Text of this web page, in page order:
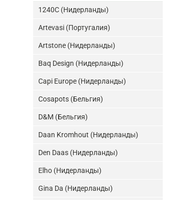
1240C (Нидерланды)
Artevasi (Португалия)
Artstone (Нидерланды)
Baq Design (Нидерланды)
Capi Europe (Нидерланды)
Cosapots (Бельгия)
D&M (Бельгия)
Daan Kromhout (Нидерланды)
Den Daas (Нидерланды)
Elho (Нидерланды)
Gina Da (Нидерланды)